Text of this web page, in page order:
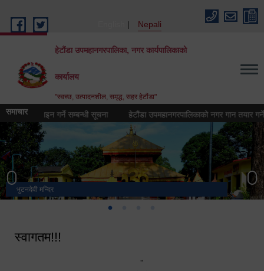
Nepali
हेटौंडा उपमहानगरपालिका, नगर कार्यपालिकाको
कार्यालय
"स्वच्छ, उत्पादनशील, समृद्ध, सहर हेटौंडा"
समाचार
डिजिाइन गर्ने सम्बन्धी सूचना हेटौंडा उपमहानगरपालिकाको नगर गान तयार गर्ने
भुटनदेवी मन्दिर
स्मारक
हेटौंडा उपमहानगरपालिका नगर कार्यपालिकाको कार्यालय
मनकामना डाँडाबाट देखिएको दृश्य
स्वागतम!!!
"